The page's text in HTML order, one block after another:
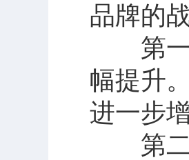
品牌的
第一
幅提升
进一步增
第二